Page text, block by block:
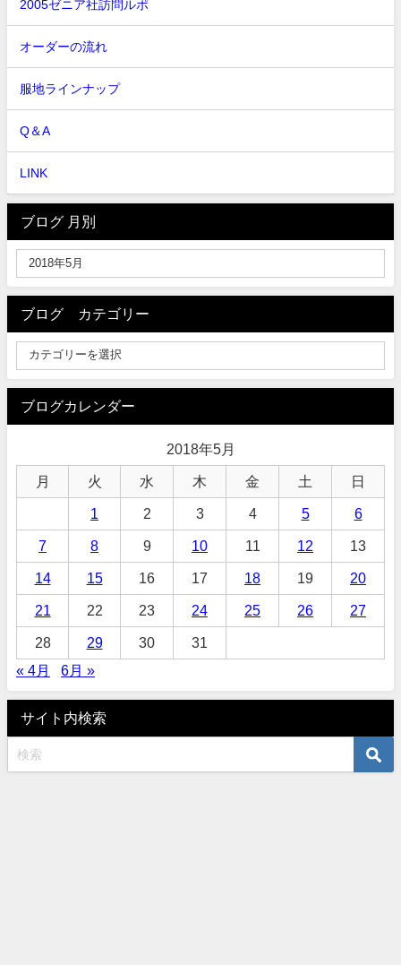
2005ゼニア社訪問ルポ
オーダーの流れ
服地ラインナップ
Q＆A
LINK
ブログ 月別
ブログ カテゴリー
ブログカレンダー
2018年5月
月 火 水 木 金 土 日
1 2 3 4 5 6
7 8 9 10 11 12 13
14 15 16 17 18 19 20
21 22 23 24 25 26 27
28 29 30
31
« 4月
6月 »
サイト内検索